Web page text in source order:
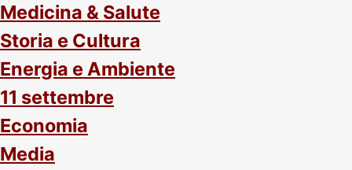
Medicina & Salute
Storia e Cultura
Energia e Ambiente
11 settembre
Economia
Media